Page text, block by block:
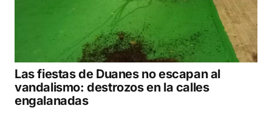
Las fiestas de Duanes no escapan al
vandalismo: destrozos en la calles
engalanadas